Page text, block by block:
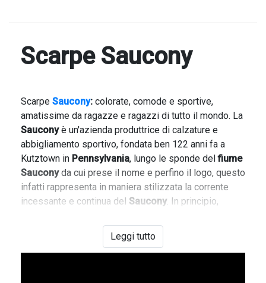
Scarpe Saucony
Scarpe Saucony: colorate, comode e sportive,
amatissime da ragazze e ragazzi di tutto il mondo. La
Sauconyè un'azienda produttrice di calzature e
abbigliamento sportivo, fondata ben 122 anni fa a
Kutztown in Pennsylvania, lungo le sponde delfiume
Sauconyda cui prese il nome e perfino il logo, questo
infatti rappresenta in maniera stilizzata la corrente
incessante e continua del Saucony . In principio,
sportive per l'atletica leggera. Oggi la
esporta in tutto il mondo e produce scarpe da corsa e
Leggi tutto